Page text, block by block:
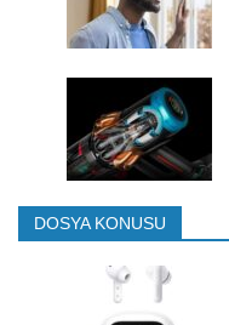
DOSYA KONUSU